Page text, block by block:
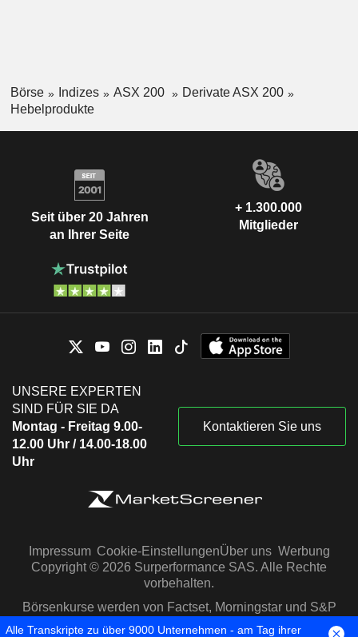
Börse Indizes ASX 200
Derivate ASX 200
Hebelprodukte
Seit über 20 Jahren
an Ihrer Seite
+ 1.300.000
Mitglieder
UNSERE EXPERTEN
SIND FÜR SIE DA
Montag - Freitag 9.00-
12.00 Uhr / 14.00-18.00
Uhr
Kontaktieren Sie uns
Impressum Cookie-EinstellungenÜber uns Werbung
Copyright © 2026 Surperformance SAS. Alle Rechte
vorbehalten.
Börsenkurse werden von Factset, Morningstar und S&P
Capital IQ zur Verfügung gestellt
Alle Transkripte zu über 9000 Unternehmen - am Tag ihrer